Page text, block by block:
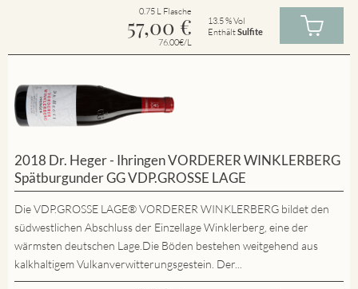
0.75 L Flasche
57,00 €
76.00€/L
13.5 % Vol
EnthältSulfite
2018 Dr. Heger - Ihringen VORDERER WINKLERBERG
Spätburgunder GG VDP.GROSSE LAGE
Die VDP.GROSSE LAGE® VORDERER WINKLERBERG bildet den
südwestlichen Abschluss der Einzellage Winklerberg, eine der
wärmsten deutschen Lage.Die Böden bestehen weitgehend aus
kalkhaltigem Vulkanverwitterungsgestein. Der...